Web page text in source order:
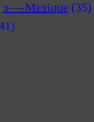
x—-Mexique (35)